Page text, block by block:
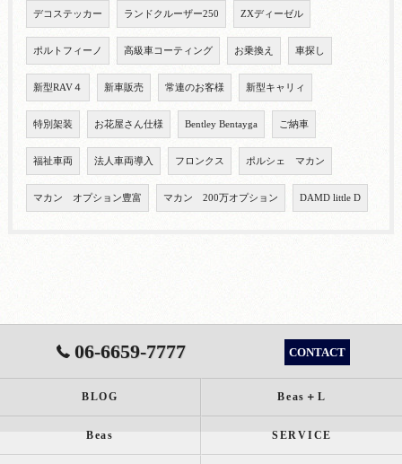
デコステッカー ランドクルーザー250 ZXディーゼル
ポルトフィーノ 高級車コーティング お乗換え 車探し
新型RAV４ 新車販売 常連のお客様 新型キャリィ
特別架装 お花屋さん仕様 Bentley Bentayga ご納車
福祉車両 法人車両導入 フロンクス ポルシェ マカン
マカン オプション豊富 マカン 200万オプション DAMD little D
06-6659-7777 CONTACT
BLOG Beas＋L
Beas SERVICE